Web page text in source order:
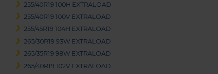
255/40R19 100H EXTRALOAD
255/40R19 100V EXTRALOAD
255/45R19 104H EXTRALOAD
265/30R19 93W EXTRALOAD
265/35R19 98W EXTRALOAD
265/40R19 102V EXTRALOAD